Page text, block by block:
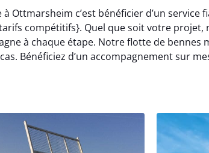
Ottmarsheim c’est bénéficier d’un service
compétitifs}. Quel que soit votre projet,
à chaque étape. Notre flotte de bennes
Bénéficiez d’un accompagnement sur